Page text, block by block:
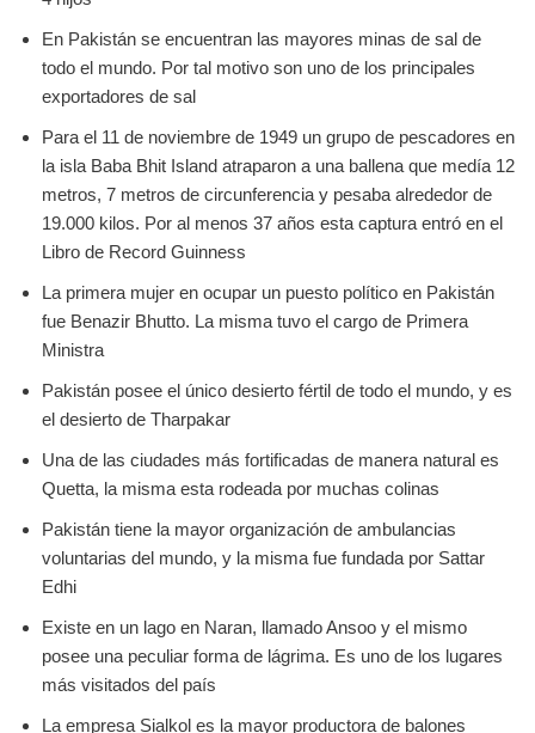
En Pakistán se encuentran las mayores minas de sal de
todo el mundo. Por tal motivo son uno de los principales
exportadores de sal
Para el 11 de noviembre de 1949 un grupo de pescadores en
la isla Baba Bhit Island atraparon a una ballena que medía 12
metros, 7 metros de circunferencia y pesaba alrededor de
19.000 kilos. Por al menos 37 años esta captura entró en el
Libro de Record Guinness
La primera mujer en ocupar un puesto político en Pakistán
fue Benazir Bhutto. La misma tuvo el cargo de Primera
Ministra
Pakistán posee el único desierto fértil de todo el mundo, y es
el desierto de Tharpakar
Una de las ciudades más fortificadas de manera natural es
Quetta, la misma esta rodeada por muchas colinas
Pakistán tiene la mayor organización de ambulancias
voluntarias del mundo, y la misma fue fundada por Sattar
Edhi
Existe en un lago en Naran, llamado Ansoo y el mismo
posee una peculiar forma de lágrima. Es uno de los lugares
más visitados del país
La empresa Sialkol es la mayor productora de balones